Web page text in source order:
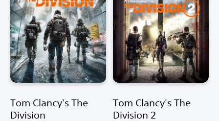
Tom Clancy's The
Division
Tom Clancy's The
Division 2